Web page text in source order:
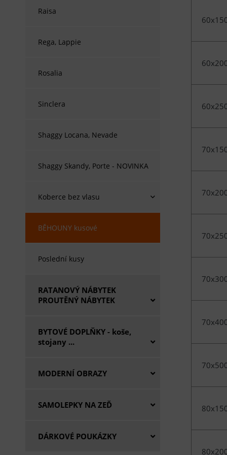
Raisa
Rega, Lappie
Rosalia
Sinclera
Shaggy Locana, Nevade
Shaggy Skandy, Porte - NOVINKA
Koberce bez vlasu
BĚHOUNY kusové
Poslední kusy
RATANOVÝ NÁBYTEK
PROUTĚNÝ NÁBYTEK
BYTOVÉ DOPLŇKY - koše,
stojany ...
MODERNÍ OBRAZY
SAMOLEPKY NA ZEĎ
DÁRKOVÉ POUKÁZKY